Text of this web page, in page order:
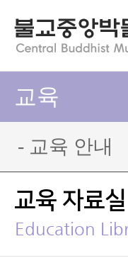
교육
- 교육 안내
교육 자료실
Education